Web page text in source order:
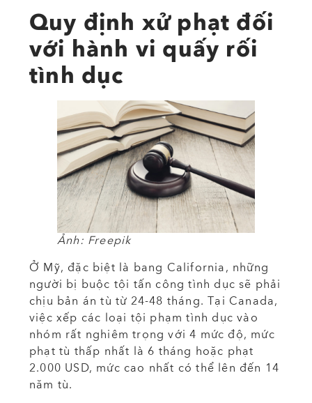
Quy định xử phạt đối
với hành vi quấy rối
tình dục
Ảnh: Freepik
Ở Mỹ, đặc biệt là bang California, những
người bị buộc tội tấn công tình dục sẽ phải
chịu bản án tù từ 24-48 tháng. Tại Canada,
việc xếp các loại tội phạm tình dục vào
nhóm rất nghiêm trọng với 4 mức độ, mức
phạt tù thấp nhất là 6 tháng hoặc phạt
2.000 USD, mức cao nhất có thể lên đến 14
năm tù.